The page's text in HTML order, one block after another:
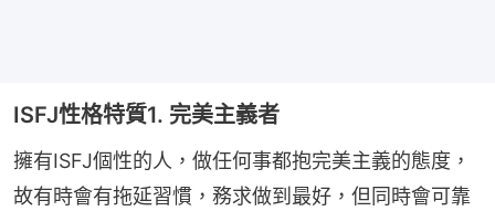
ISFJ性格特質1. 完美主義者
擁有ISFJ個性的人，做任何事都抱完美主義的態度，
故有時會有拖延習慣，務求做到最好，但同時會可靠